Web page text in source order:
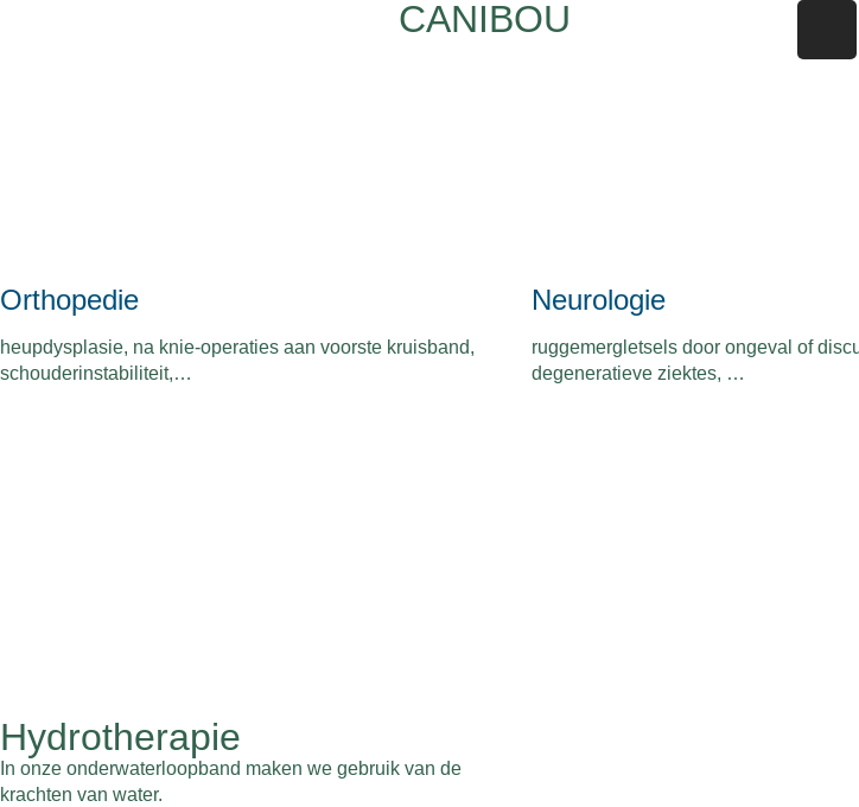
CANIBOU
Orthopedie
heupdysplasie, na knie-operaties aan voorste kruisband,
schouderinstabiliteit,…
Neurologie
ruggemergletsels door ongeval of
degeneratieve ziektes, …
Hydrotherapie
In onze onderwaterloopband maken we gebruik van de
krachten van water.